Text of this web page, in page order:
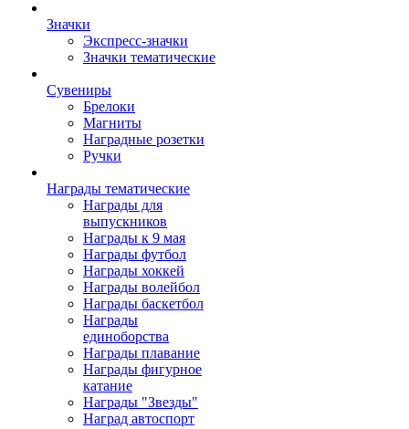
Значки
Экспресс-значки
Значки тематические
Сувениры
Брелоки
Магниты
Наградные розетки
Ручки
Награды тематические
Награды для
выпускников
Награды к 9 мая
Награды футбол
Награды хоккей
Награды волейбол
Награды баскетбол
Награды
единоборства
Награды плавание
Награды фигурное
катание
Награды "Звезды"
Наград автоспорт